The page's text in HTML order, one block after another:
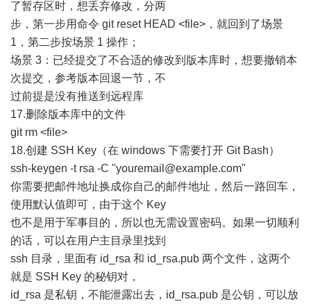
了暂存区时，想丢弃修改，分两
步，第一步用命令 git reset HEAD <file>，就回到了场景
1，第二步按场景 1 操作；
场景 3：已经提交了不合适的修改到版本库时，想要撤销本
次提交，参考版本回退一节，不
过前提是没有推送到远程库
17.删除版本库中的文件
git rm <file>
18.创建 SSH Key（在 windows 下需要打开 Git Bash）
ssh-keygen -t rsa -C "youremail@example.com"
你需要把邮件地址换成你自己的邮件地址，然后一路回车，
使用默认值即可，由于这个 Key
也不是用于军事目的，所以也无需设置密码。如果一切顺利
的话，可以在用户主目录里找到
ssh 目录，里面有 id_rsa 和 id_rsa.pub 两个文件，这两个
就是 SSH Key 的秘钥对，
id_rsa 是私钥，不能泄露出去，id_rsa.pub 是公钥，可以放